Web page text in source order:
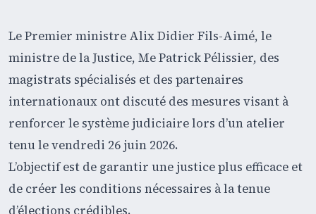
Le Premier ministre Alix Didier Fils-Aimé, le
ministre de la Justice, Me Patrick Pélissier, des
magistrats spécialisés et des partenaires
internationaux ont discuté des mesures visant à
renforcer le système judiciaire lors d’un atelier
tenu le vendredi 26 juin 2026.
L’objectif est de garantir une justice plus efficace et
de créer les conditions nécessaires à la tenue